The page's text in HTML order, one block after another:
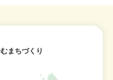
まちづくり